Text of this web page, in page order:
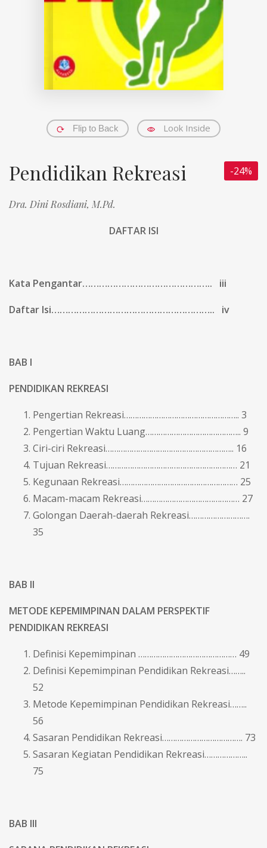
Flip to Back Look Inside
-24%
Pendidikan Rekreasi
Dra. Dini Rosdiani, M.Pd.
DAFTAR ISI
Kata Pengantar……………………………………….. iii
Daftar Isi………………………………………………….. iv
BAB I
PENDIDIKAN REKREASI
Pengertian Rekreasi…………………………………………….. 3
Pengertian Waktu Luang…………………………………….. 9
Ciri-ciri Rekreasi………………………………………………….. 16
Tujuan Rekreasi…………………………………………………… 21
Kegunaan Rekreasi……………………………………………… 25
Macam-macam Rekreasi……………………………………… 27
Golongan Daerah-daerah Rekreasi……………………….
35
BAB II
METODE KEPEMIMPINAN DALAM PERSPEKTIF
PENDIDIKAN REKREASI
Definisi Kepemimpinan ……………………………………… 49
Definisi Kepemimpinan Pendidikan Rekreasi……..
52
Metode Kepemimpinan Pendidikan Rekreasi……..
56
Sasaran Pendidikan Rekreasi………………………………. 73
Sasaran Kegiatan Pendidikan Rekreasi………………..
75
BAB III